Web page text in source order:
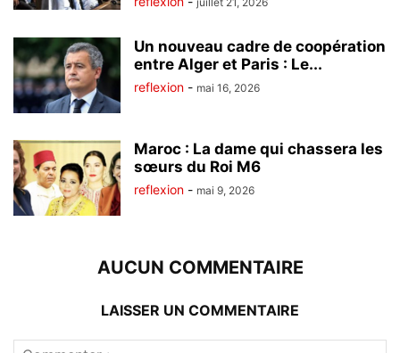
Un nouveau cadre de coopération
entre Alger et Paris : Le...
reflexion - mai 16, 2026
Maroc : La dame qui chassera les
sœurs du Roi M6
reflexion - mai 9, 2026
AUCUN COMMENTAIRE
LAISSER UN COMMENTAIRE